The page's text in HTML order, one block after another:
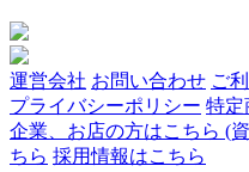
運営会社 お問い合わせ ご
プライバシーポリシー 特定
企業、お店の方はこちら (
ちら 採用情報はこちら